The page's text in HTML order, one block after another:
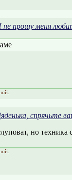
не прошу меня
спрячьте
но техника